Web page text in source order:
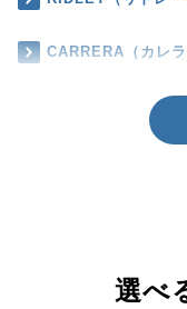
CARRERA（カレラ
選べ